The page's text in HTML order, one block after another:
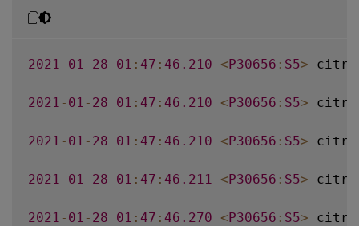
2021 - 01 - 28 01 : 47 : 46.210 <P30656 : S5>
2021 - 01 - 28 01 : 47 : 46.210 <P30656 : S5>
2021 - 01 - 28 01 : 47 : 46.210 <P30656 : S5>
2021 - 01 - 28 01 : 47 : 46.211 <P30656 : S5>
2021 - 01 - 28 01 : 47 : 46.270 <P30656 : S5>